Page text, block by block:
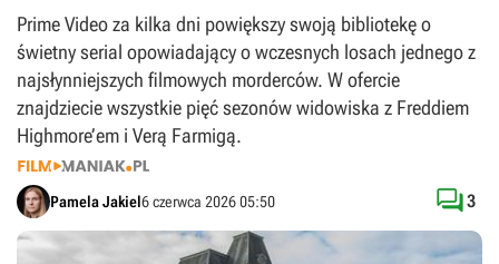
Prime Video za kilka dni powiększy swoją bibliotekę o
świetny serial opowiadający o wczesnych losach jednego z
najsłynniejszych filmowych morderców. W ofercie
znajdziecie wszystkie pięć sezonów widowiska z Freddiem
Highmore’em i Verą Farmigą.
Pamela Jakiel6 czerwca 2026 05:50 3